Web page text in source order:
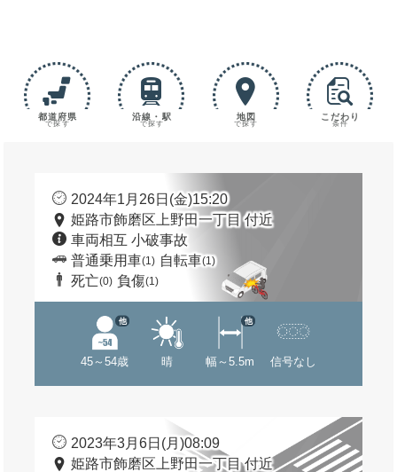
都道府県
で探す
沿線・駅
で探す
地図
で探す
こだわり
条件
2024年1月26日(金)15:20
姫路市飾磨区上野田一丁目 付近
車両相互 小破事故
普通乗用車(1) 自転車(1)
死亡(0) 負傷(1)
45～54歳
他
晴 幅～5.5m
他
信号なし
2023年3月6日(月)08:09
姫路市飾磨区上野田一丁目 付近